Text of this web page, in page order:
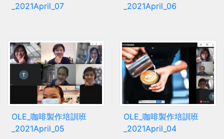
_2021April_07
_2021April_06
OLE_咖啡製作培訓班
_2021April_05
OLE_咖啡製作培訓班
_2021April_04